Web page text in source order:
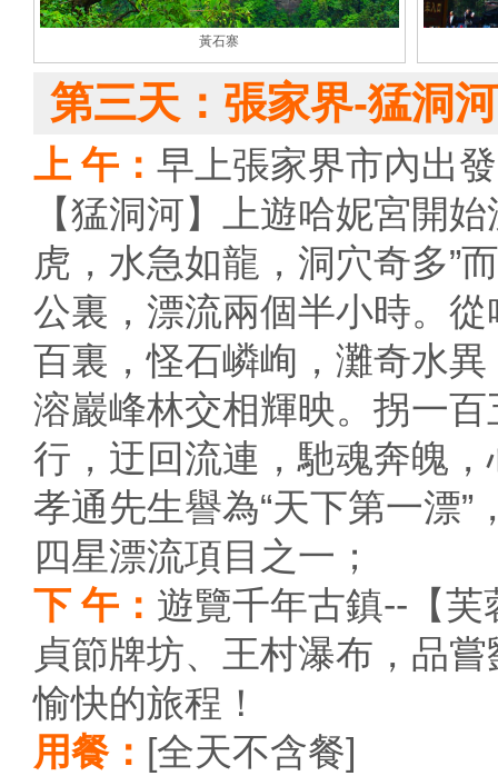
黃石寨
第三天：張家界-猛洞
上 午： 早上張家界市內出
【猛洞河】上遊哈妮宮開
虎，水急如龍，洞穴奇多”
公裏，漂流兩個半小時。
百裏，怪石嶙峋，灘奇水
溶巖峰林交相輝映。拐一
行，迂回流連，馳魂奔魄
孝通先生譽為“天下第一漂
四星漂流項目之一；
下 午： 遊覽千年古鎮--【
貞節牌坊、王村瀑布，品
愉快的旅程！
用餐： [全天不含餐]